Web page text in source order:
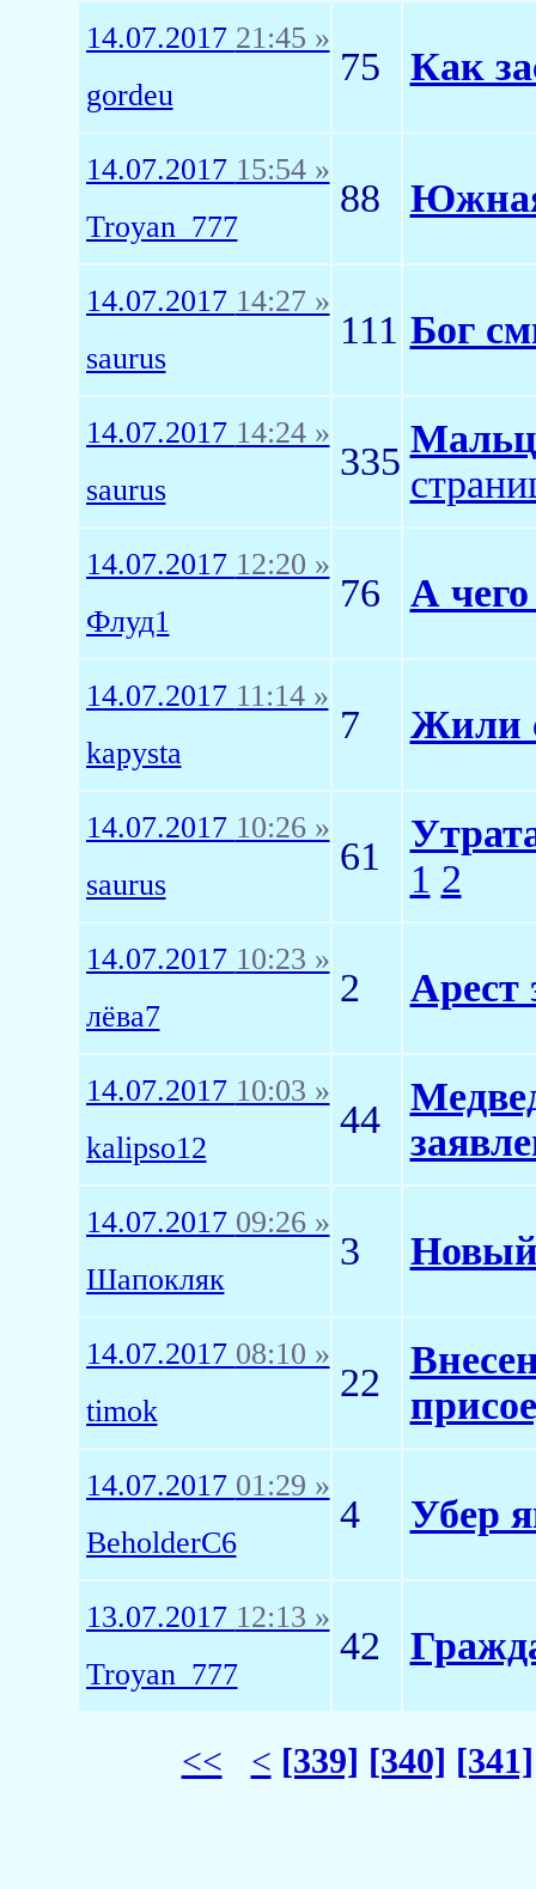
14.07.2017 21:45 »
gordeu
75 Как
14.07.2017 15:54 »
Troyan_777
88
14.07.2017 14:27 »
saurus
111 Бог
14.07.2017 14:24 »
saurus
335
14.07.2017 12:20 »
Флуд1
76 А
14.07.2017 11:14 »
kapysta
7 Жили
14.07.2017 10:26 »
saurus
61
1 2
14.07.2017 10:23 »
лёва7
2 Арест
14.07.2017 10:03 »
kalipso12
44
14.07.2017 09:26 »
Шапокляк
3 Новый
14.07.2017 08:10 »
timok
22
14.07.2017 01:29 »
BeholderC6
4 Убер
13.07.2017 12:13 »
Troyan_777
42
<< < [339] [340] [341]